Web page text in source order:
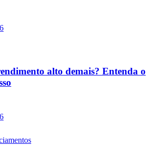
alto demais? Entenda o